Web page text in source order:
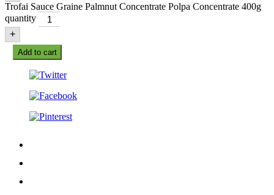
Trofai Sauce Graine Palmnut Concentrate Polpa Concentrate 400g
quantity
+
Add to cart